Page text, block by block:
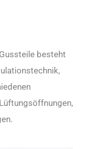
besteht